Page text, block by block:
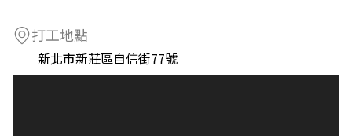
打工地點
新北市新莊區自信街77號